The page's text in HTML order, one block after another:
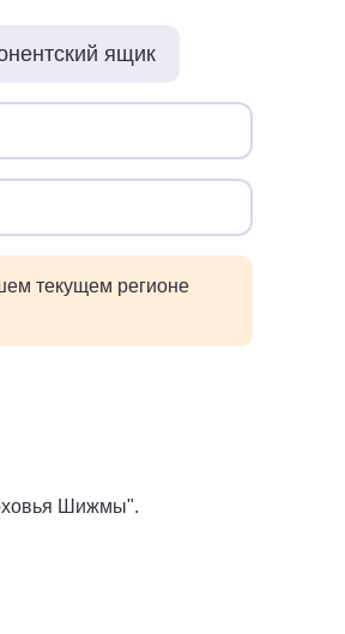
ящик
текущем регионе
Шижмы".